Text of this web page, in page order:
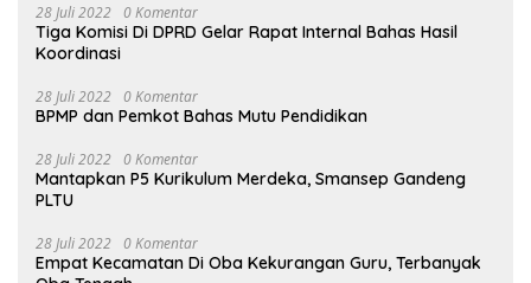
28 Juli 2022 0 Komentar
Tiga Komisi Di DPRD Gelar Rapat Internal Bahas Hasil
Koordinasi
28 Juli 2022 0 Komentar
BPMP dan Pemkot Bahas Mutu Pendidikan
28 Juli 2022 0 Komentar
Mantapkan P5 Kurikulum Merdeka, Smansep Gandeng
PLTU
28 Juli 2022 0 Komentar
Empat Kecamatan Di Oba Kekurangan Guru, Terbanyak